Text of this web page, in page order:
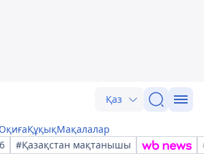
Қаз
ОқиғаҚұқықМақалалар
#Қазақстан мақтанышы